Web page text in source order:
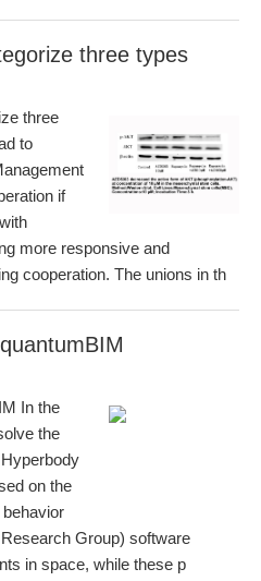
three types
three
to
if
more responsive and
cooperation. The unions in th
In the
the
on the
Group) software
in space, while these p